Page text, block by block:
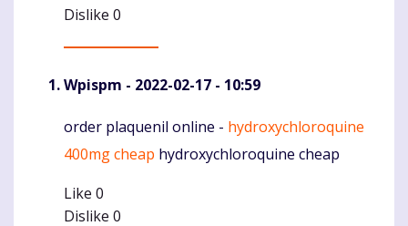
Dislike 0
Wpispm - 2022-02-17 - 10:59
Komentaras
order plaquenil online - hydroxychloroquine
400mg cheap hydroxychloroquine cheap
Like 0
Dislike 0